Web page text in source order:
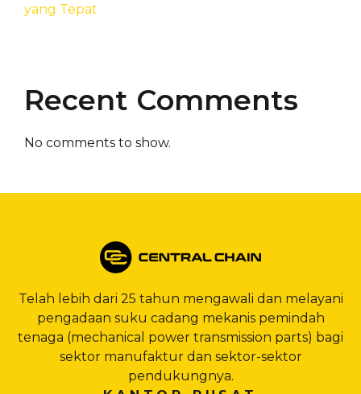
yang Tepat
Recent Comments
No comments to show.
Telah lebih dari 25 tahun mengawali dan melayani
pengadaan suku cadang mekanis pemindah
tenaga (mechanical power transmission parts) bagi
sektor manufaktur dan sektor-sektor
pendukungnya.